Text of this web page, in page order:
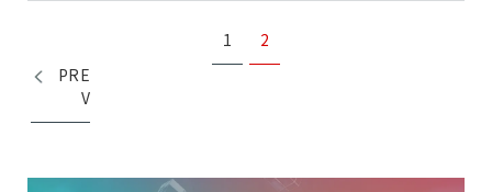
PRE
V
1 2